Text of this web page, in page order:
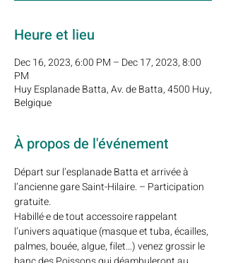
Heure et lieu
Dec 16, 2023, 6:00 PM – Dec 17, 2023, 8:00
PM
Huy Esplanade Batta, Av. de Batta, 4500 Huy,
Belgique
À propos de l'événement
Départ sur l’esplanade Batta et arrivée à
l’ancienne gare Saint-Hilaire. – Participation
gratuite.
Habillé·e de tout accessoire rappelant
l’univers aquatique (masque et tuba, écailles,
palmes, bouée, algue, filet…) venez grossir le